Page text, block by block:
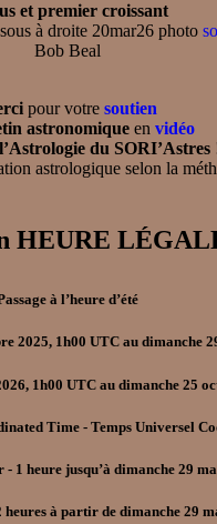
et premier croissant
à droite 20mar26 photo
Bob Beal
pour votre soutien
astronomiqueen vidéo
du SORI’Astres
astrologique selon la
HEURE
à l’heure d’été
2025, 1h00 UTCau dimanche
1h00 UTCau dimanche 25
Time - Temps Universel
- 1 heure jusqu’à dimanche 29
heures à partir de dimanche 29